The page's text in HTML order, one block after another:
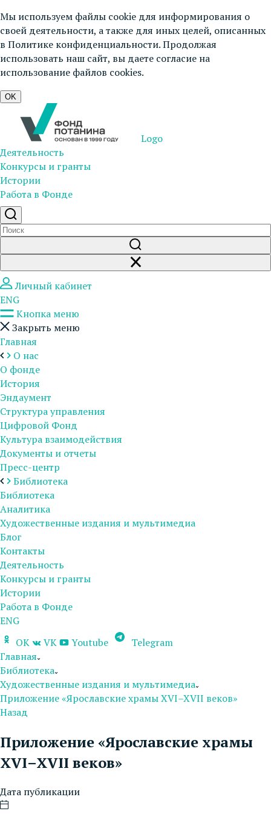
Мы используем файлы cookie для информирования о
своей деятельности, а также для иных целей, описанных
в Политике конфиденциальности. Продолжая
использовать наш сайт, вы даете согласие на
использование файлов cookies.
OK
Logo
Деятельность
Конкурсы и гранты
Истории
Работа в Фонде
Личный кабинет
ENG
Кнопка меню
Закрыть меню
Главная
О нас
О фонде
История
Эндаумент
Структура управления
Цифровой Фонд
Культура взаимодействия
Документы и отчеты
Пресс-центр
Библиотека
Библиотека
Аналитика
Художественные издания и мультимедиа
Блог
Контакты
Деятельность
Конкурсы и гранты
Истории
Работа в Фонде
ENG
OK
VK Youtube
Telegram
Главная
Библиотека
Художественные издания и мультимедиа
Приложение «Ярославские храмы XVI–XVII веков»
Назад
Приложение «Ярославские храмы
XVI–XVII веков»
Дата публикации